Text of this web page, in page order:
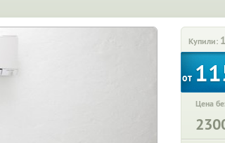
Купили: 1
от
Цена